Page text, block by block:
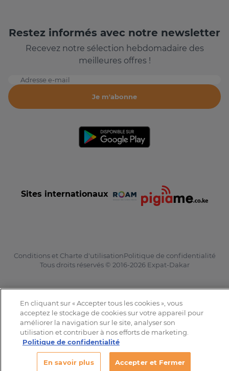
Restez informés avec notre newsletter
Recevez notre sélection hebdomadaire des
meilleures offres !
Adresse e-mail
Je m'abonne
Sites internationaux
Conditions et Charte d'utilisationPolitique de confidentialité
Tous droits réservés © 2016-2026 Expat-Dakar
En cliquant sur « Accepter tous les cookies », vous
acceptez le stockage de cookies sur votre appareil pour
améliorer la navigation sur le site, analyser son
utilisation et contribuer à nos efforts de marketing.
Politique de confidentialité
En savoir plus Accepter et Fermer